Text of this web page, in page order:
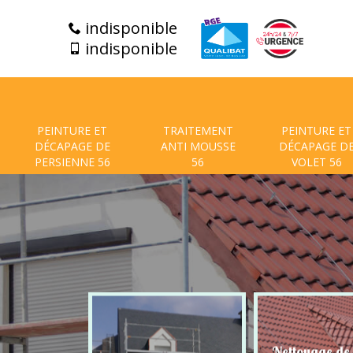
indisponible
indisponible
PEINTURE ET
DÉCAPAGE DE
PERSIENNE 56
TRAITEMENT
ANTI MOUSSE
56
PEINTURE ET
DÉCAPAGE
VOLET 56